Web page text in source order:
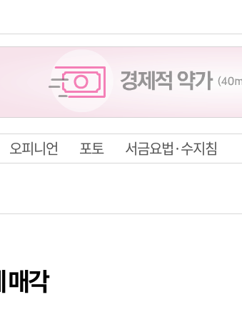
오피니언 포토 서금요법·수지침
매각